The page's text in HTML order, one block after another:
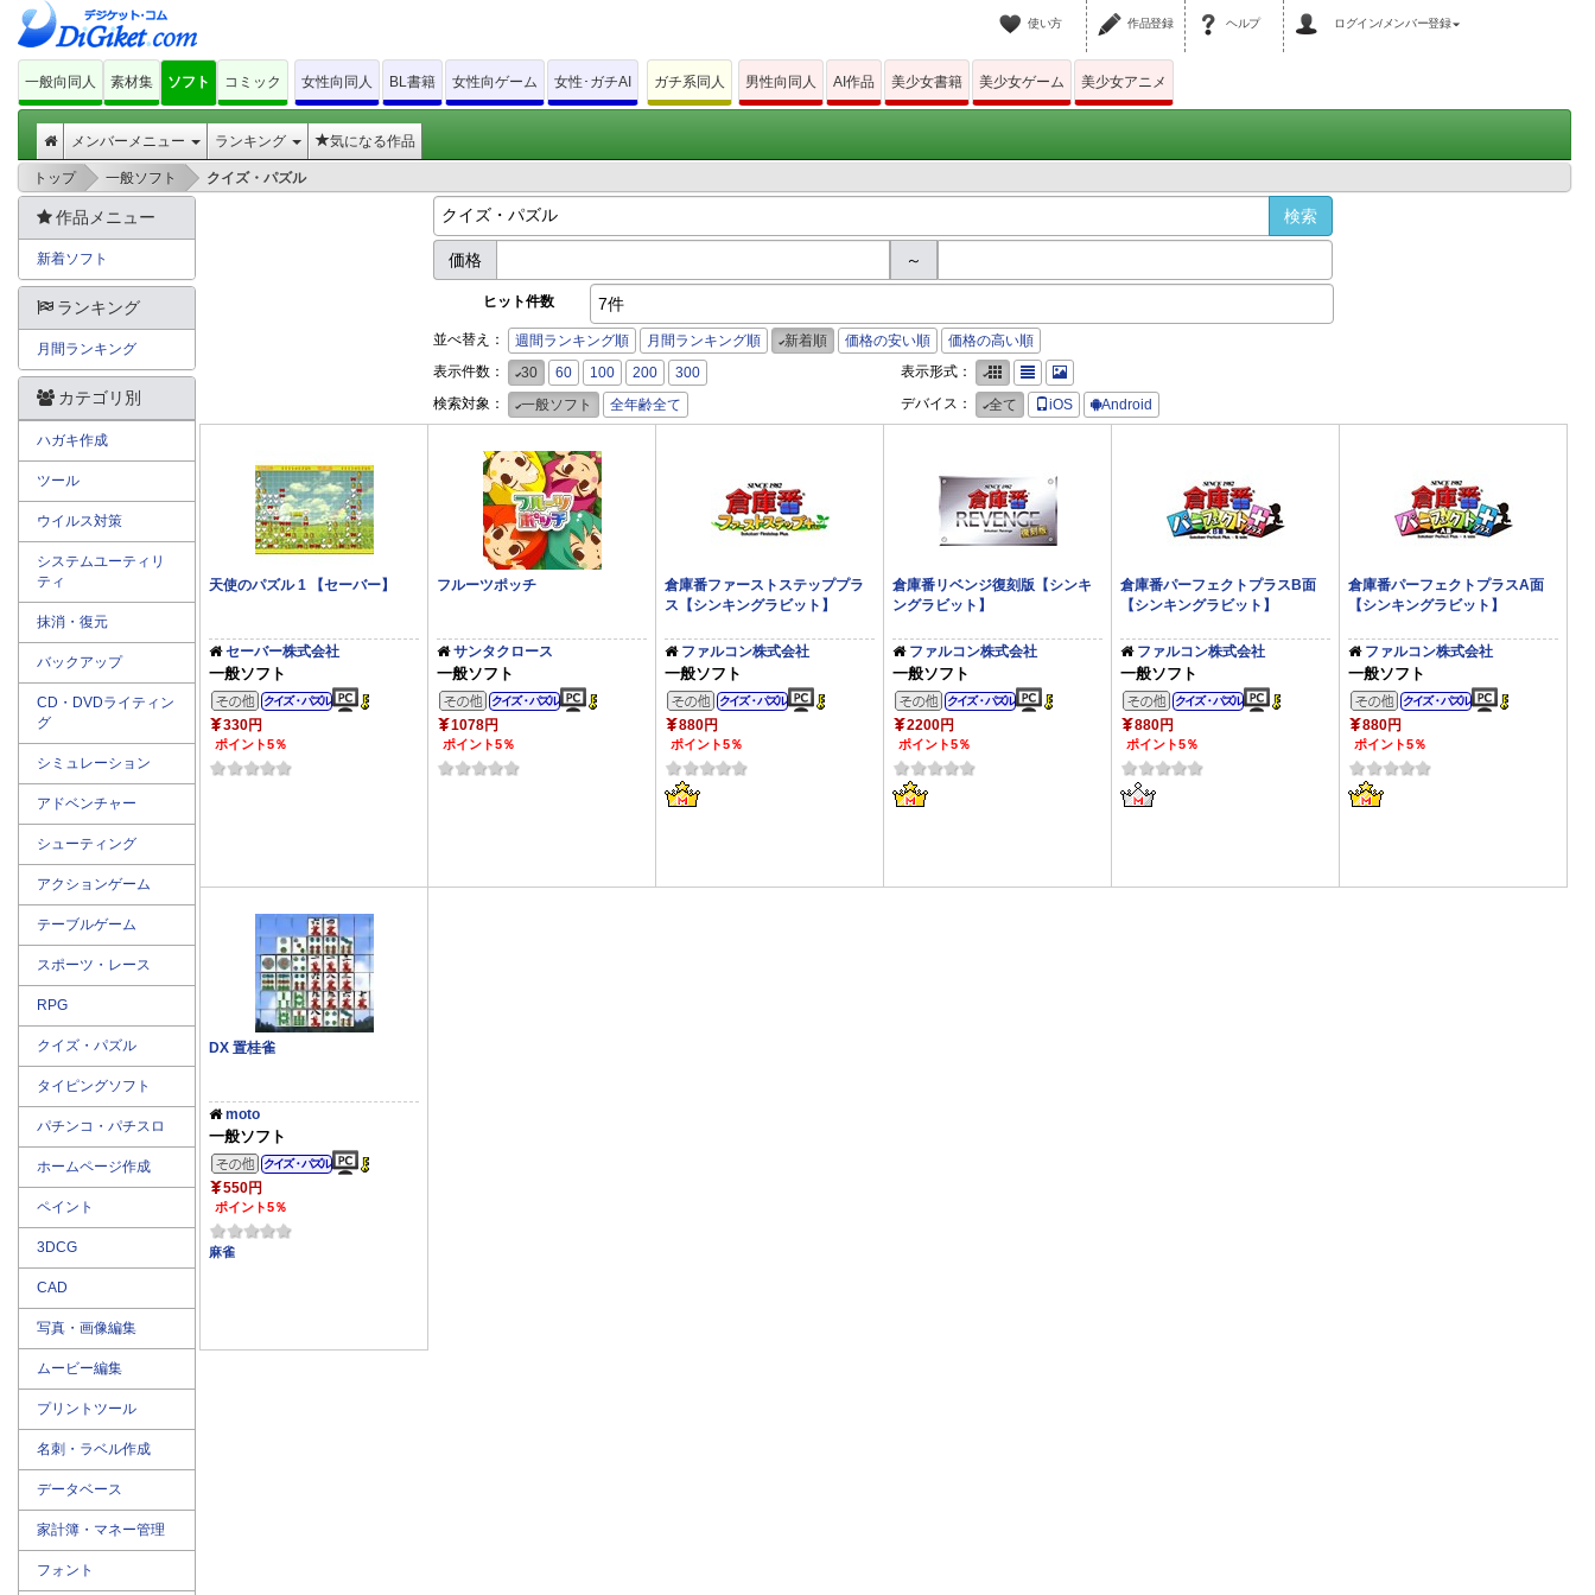
使い方 作品登録 ヘルプ ログイン/メンバー登録
一般向同人 素材集 ソフト コミック 女性向同人 BL書籍 女性向ゲーム 女性･ガチAI ガチ系同人 男性向同人 AI作品 美少女書籍 美少女ゲーム 美少女アニメ
メンバーメニュー ランキング 気になる作品
トップ > 一般ソフト > クイズ・パズル
価格 ～
ヒット件数 7件
並べ替え： 週間ランキング順 月間ランキング順 新着順 価格の安い順
価格の高い順
表示件数：
30 60 100 200 300
表示形式：
検索対象：
一般ソフト 全年齢全て デバイス： 全て iOS Android
天使のパズル 1 【セーバー】
セーバー株式会社
一般ソフト
その他のジャンル
クイズ・パズル
330円
ポイント5％
フルーツポッチ
サンタクロース
一般ソフト
その他のジャンル
クイズ・パズル
1078円
ポイント5％
倉庫番ファーストステッププラ
ス【シンキングラビット】
ファルコン株式会社
一般ソフト
その他のジャンル
クイズ・パズル
880円
ポイント5％
倉庫番リベンジ復刻版【シンキ
ングラビット】
ファルコン株式会社
一般ソフト
その他のジャンル
クイズ・パズル
2200円
ポイント5％
倉庫番パーフェクトプラスB面
【シンキングラビット】
ファルコン株式会社
一般ソフト
その他のジャンル
クイズ・パズル
880円
ポイント5％
倉庫番パーフェクトプラスA面
【シンキングラビット】
ファルコン株式会社
一般ソフト
その他のジャンル
クイズ・パズル
880円
ポイント5％
DX 置桂雀
moto
一般ソフト
その他のジャンル
クイズ・パズル
550円
ポイント5％
麻雀
作品メニュー
新着ソフト
ランキング
月間ランキング
カテゴリ別
ハガキ作成
ツール
ウイルス対策
システムユーティリ
ティ
抹消・復元
バックアップ
CD・DVDライティン
グ
シミュレーション
アドベンチャー
シューティング
アクションゲーム
テーブルゲーム
スポーツ・レース
RPG
クイズ・パズル
タイピングソフト
パチンコ・パチスロ
ホームページ作成
ペイント
3DCG
CAD
写真・画像編集
ムービー編集
プリントツール
名刺・ラベル作成
データベース
家計簿・マネー管理
フォント